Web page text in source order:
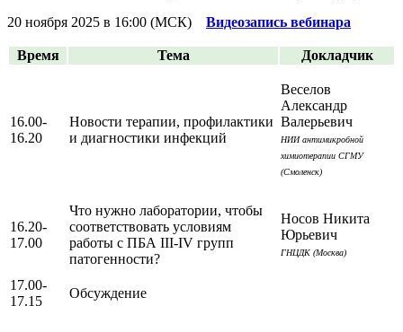
20 ноября 2025 в 16:00 (МСК) Видеозапись вебинара
Время Тема Докладчик
16.00-
16.20
Новости терапии, профилактики
и диагностики инфекций
Веселов
Александр
Валерьевич
НИИ антимикробной
химиотерапии СГМУ
(Смоленск)
16.20-
17.00
Что нужно лаборатории, чтобы
соответствовать условиям
работы с ПБА III-IV групп
патогенности?
Носов Никита
Юрьевич
ГНЦДК (Москва)
17.00-
17.15
Обсуждение